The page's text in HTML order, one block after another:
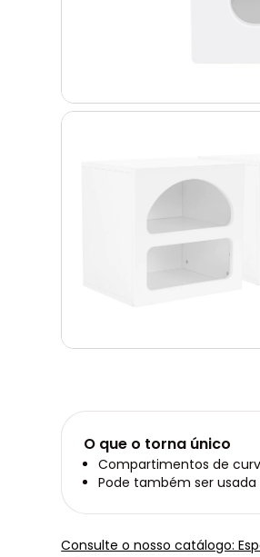
O que o torna único
Compartimentos de
Pode também ser
Consulte o nosso catálogo: